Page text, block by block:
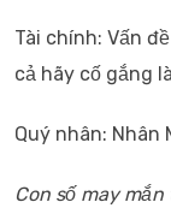
Tài chính: Vấn
cả hãy cố gắng
Quý nhân: Nhân
Con số may